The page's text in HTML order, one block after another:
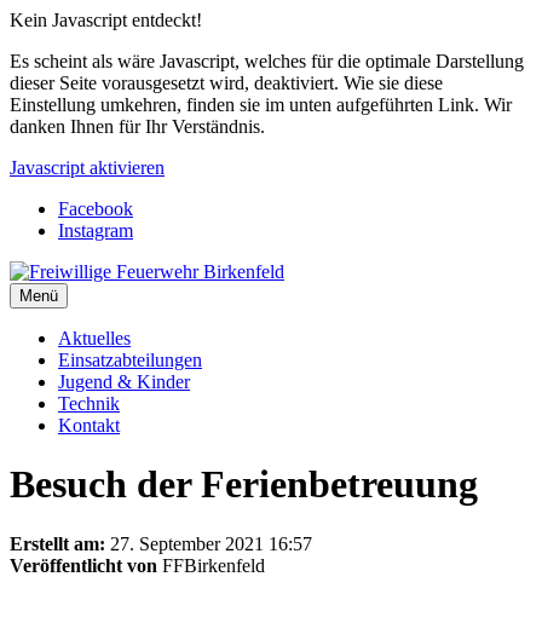
Kein Javascript entdeckt!
Es scheint als wäre Javascript, welches für die optimale Darstellung
dieser Seite vorausgesetzt wird, deaktiviert. Wie sie diese
Einstellung umkehren, finden sie im unten aufgeführten Link. Wir
danken Ihnen für Ihr Verständnis.
Javascript aktivieren
Facebook
Instagram
Menü
Aktuelles
Einsatzabteilungen
Jugend & Kinder
Technik
Kontakt
Besuch der Ferienbetreuung
Erstellt am: 27. September 2021 16:57
Veröffentlicht von FFBirkenfeld